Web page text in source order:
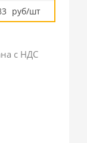
руб/шт
с НДС